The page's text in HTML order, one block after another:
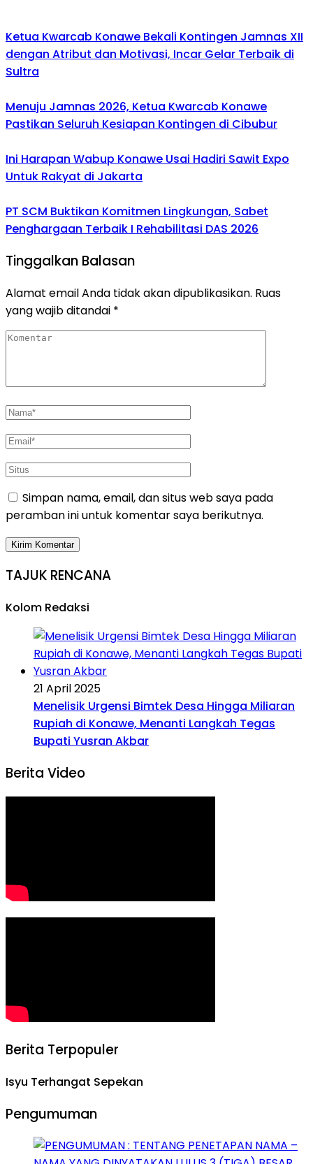
Ketua Kwarcab Konawe Bekali Kontingen Jamnas XII
dengan Atribut dan Motivasi, Incar Gelar Terbaik di
Sultra
Menuju Jamnas 2026, Ketua Kwarcab Konawe
Pastikan Seluruh Kesiapan Kontingen di Cibubur
Ini Harapan Wabup Konawe Usai Hadiri Sawit Expo
Untuk Rakyat di Jakarta
PT SCM Buktikan Komitmen Lingkungan, Sabet
Penghargaan Terbaik I Rehabilitasi DAS 2026
Tinggalkan Balasan
Alamat email Anda tidak akan dipublikasikan. Ruas
yang wajib ditandai *
Simpan nama, email, dan situs web saya pada
peramban ini untuk komentar saya berikutnya.
TAJUK RENCANA
Kolom Redaksi
21 April 2025
Menelisik Urgensi Bimtek Desa Hingga Miliaran
Rupiah di Konawe, Menanti Langkah Tegas
Bupati Yusran Akbar
Berita Video
Berita Terpopuler
Isyu Terhangat Sepekan
Pengumuman